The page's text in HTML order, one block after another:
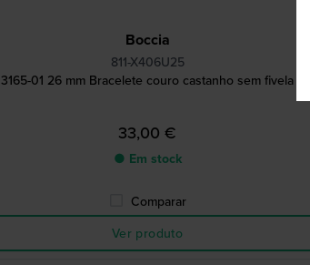
Boccia
811-X406U25
3165-01 26 mm Bracelete couro castanho sem fivela
33,00 €
● Em stock
Comparar
Ver produto